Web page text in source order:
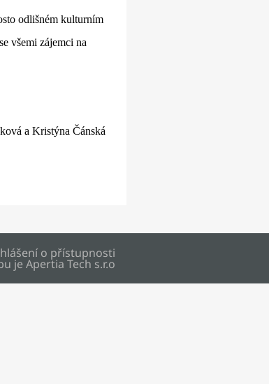
odlišném kulturním
všemi zájemci na
a Kristýna Čánská
o přístupnosti
jeApertia Tech s.r.o